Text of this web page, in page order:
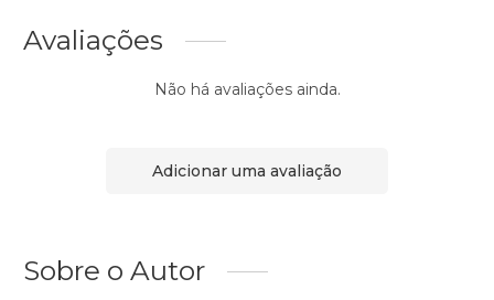
Avaliações
Não há avaliações ainda.
Adicionar uma avaliação
Sobre o Autor